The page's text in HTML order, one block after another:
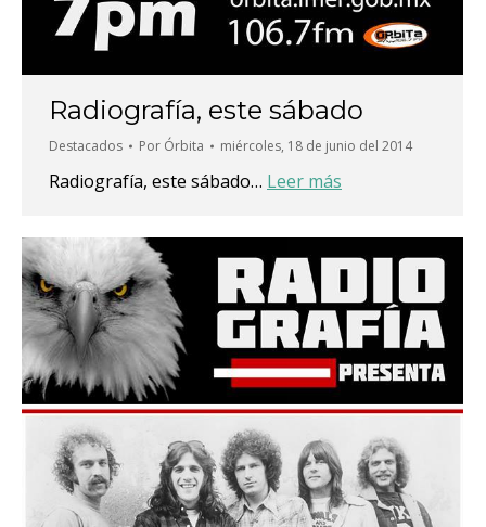
Radiografía, este sábado
Destacados Por Órbita miércoles, 18 de junio del 2014
Radiografía, este sábado… Leer más